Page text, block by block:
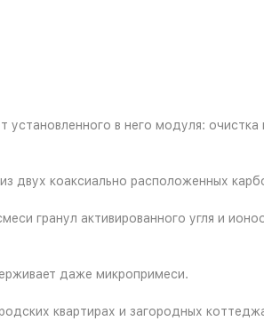
в него модуля:
двух коаксиально расположенных
гранул активированного угля и
даже микропримеси.
квартирах и загородных